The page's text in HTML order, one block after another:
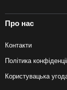
Про нас
Контакти
Політика
Користувацька